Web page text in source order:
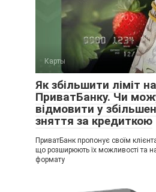
Карты
Як збільшити ліміт
ПриватБанку. Чи
відмовити у
зняття за кредиткою
ПриватБанк пропонує своїм
що розширюють їх можливості та
формату